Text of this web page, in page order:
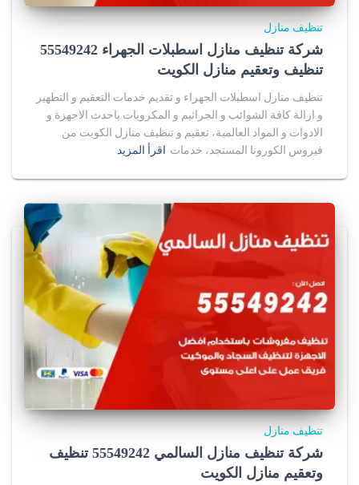
تنظيف منازل
شركة تنظيف منازل اسطبلات الجهراء 55549242
تنظيف وتعقيم منازل الكويت
تنظيف منازل اسطبلات الجهراء و تقديم خدمات التعقيم و التطهير
و ازالة كافة الشوائب و الجراثيم و المكروبات باحدث الاجهزة و
الادوات و المواد العالمية، تعقيم و تنظيف منازل الكويت من
فيروس الكورونا المستجد، خدمات اقرأ المزيد
تنظيف منازل
شركة تنظيف منازل السالمي 55549242 تنظيف
وتعقيم منازل الكويت